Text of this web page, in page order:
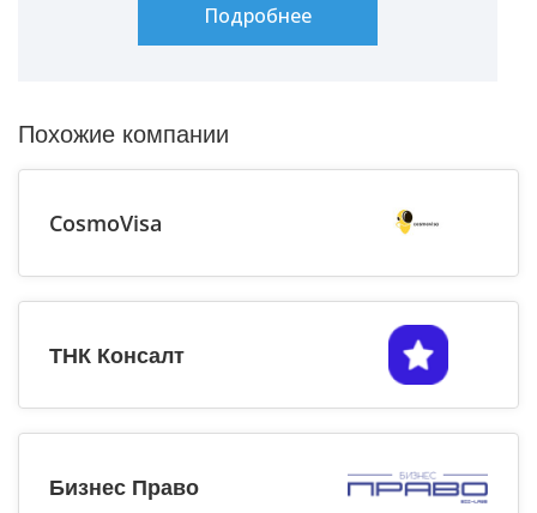
Подробнее
Похожие компании
CosmoVisa
ТНК Консалт
Бизнес Право